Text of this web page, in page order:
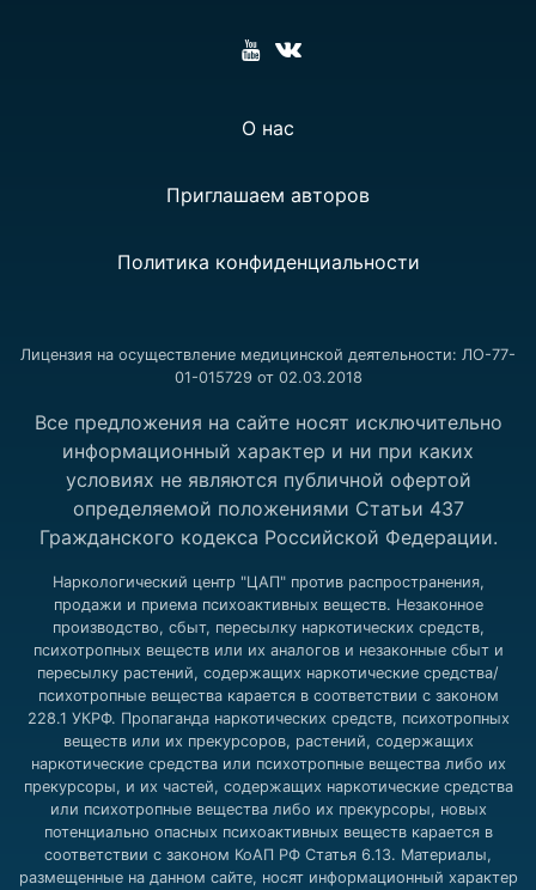
О нас
Приглашаем авторов
Политика конфиденциальности
Лицензия на осуществление медицинской деятельности: ЛО-77-
01-015729 от 02.03.2018
Все предложения на сайте носят исключительно
информационный характер и ни при каких
условиях не являются публичной офертой
определяемой положениями Статьи 437
Гражданского кодекса Российской Федерации.
Наркологический центр "ЦАП" против распространения,
продажи и приема психоактивных веществ. Незаконное
производство, сбыт, пересылку наркотических средств,
психотропных веществ или их аналогов и незаконные сбыт и
пересылку растений, содержащих наркотические средства/
психотропные вещества карается в соответствии с законом
228.1 УКРФ. Пропаганда наркотических средств, психотропных
веществ или их прекурсоров, растений, содержащих
наркотические средства или психотропные вещества либо их
прекурсоры, и их частей, содержащих наркотические средства
или психотропные вещества либо их прекурсоры, новых
потенциально опасных психоактивных веществ карается в
соответствии с законом КоАП РФ Статья 6.13. Материалы,
размещенные на данном сайте, носят информационный характер